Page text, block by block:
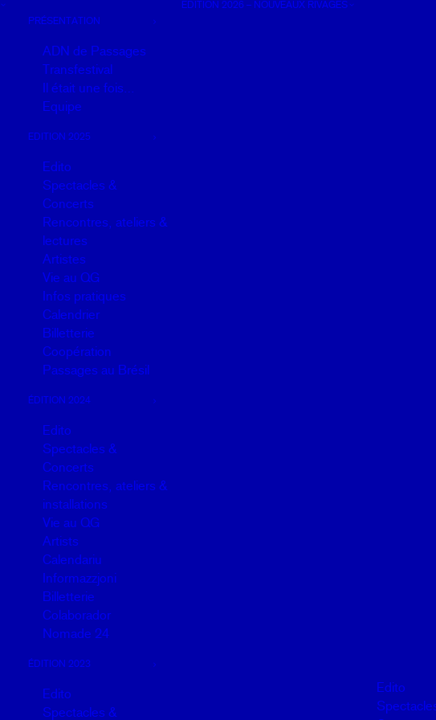
PRÉSENTATION
ADN de Passages
Transfestival
Il était une fois…
Equipe
EDITION 2025
Edito
Spectacles &
Concerts
Rencontres, ateliers &
lectures
Artistes
Vie au QG
Infos pratiques
Calendrier
Billetterie
Coopération
Passages au Brésil
ÉDITION 2024
Edito
Spectacles &
Concerts
Rencontres, ateliers &
installations
Vie au QG
Artists
Calendariu
Informazzjoni
Billetterie
Colaborador
Nomade 24
ÉDITION 2023
Edito
Spectacles &
EDITION 2026 – NOUVEAUX RIVAGES
Edito